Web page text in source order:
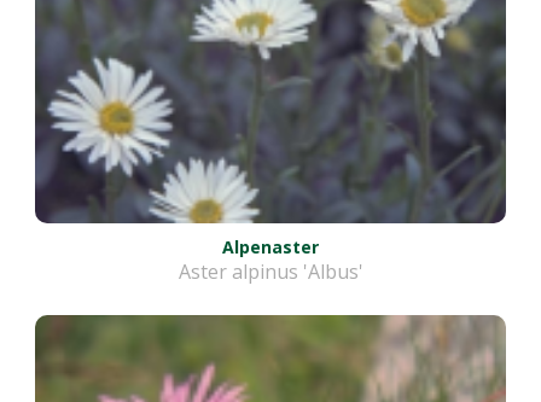
Alpenaster
Aster alpinus 'Albus'